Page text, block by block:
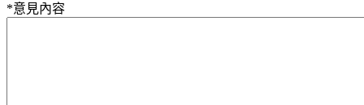
*意見內容